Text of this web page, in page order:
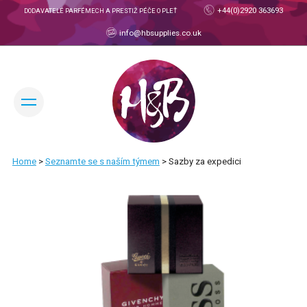
DODAVATELÉ PARFÉMECH A PRESTIŽ PÉČE O PLEŤ +44(0)2920 363693
info@hbsupplies.co.uk
ZMĚNIT JAZYK:
SEZNAMTE SE S NAŠÍM TÝMEM
Home > Seznamte se s naším týmem >Sazby za expedici